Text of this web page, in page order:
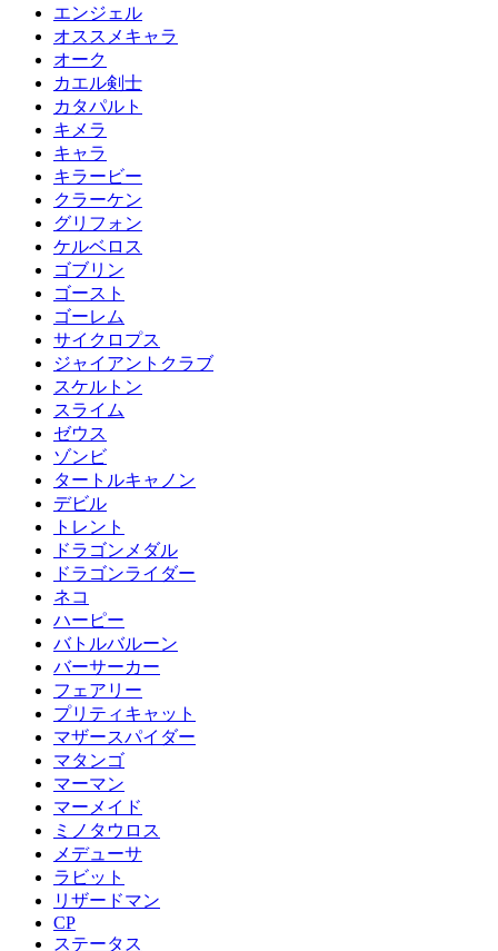
エンジェル
オススメキャラ
オーク
カエル剣士
カタパルト
キメラ
キャラ
キラービー
クラーケン
グリフォン
ケルベロス
ゴブリン
ゴースト
ゴーレム
サイクロプス
ジャイアントクラブ
スケルトン
スライム
ゼウス
ゾンビ
タートルキャノン
デビル
トレント
ドラゴンメダル
ドラゴンライダー
ネコ
ハーピー
バトルバルーン
バーサーカー
フェアリー
プリティキャット
マザースパイダー
マタンゴ
マーマン
マーメイド
ミノタウロス
メデューサ
ラビット
リザードマン
CP
ステータス